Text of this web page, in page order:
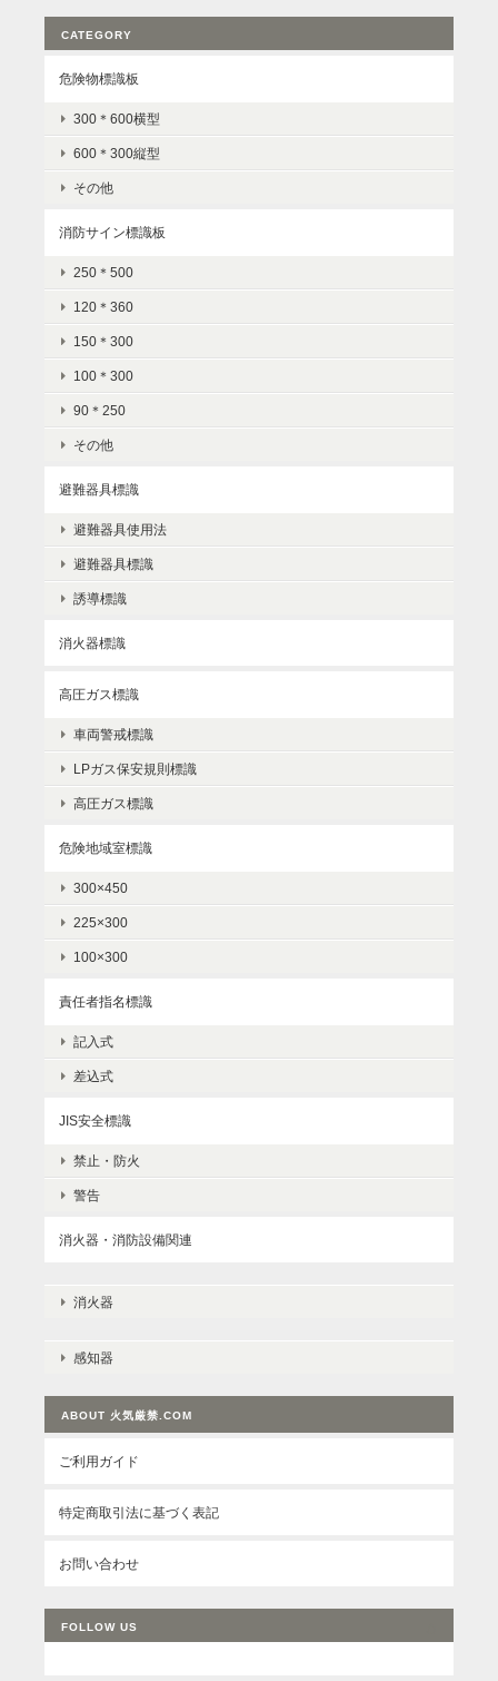
CATEGORY
危険物標識板
300＊600横型
600＊300縦型
その他
消防サイン標識板
250＊500
120＊360
150＊300
100＊300
90＊250
その他
避難器具標識
避難器具使用法
避難器具標識
誘導標識
消火器標識
高圧ガス標識
車両警戒標識
LPガス保安規則標識
高圧ガス標識
危険地域室標識
300×450
225×300
100×300
責任者指名標識
記入式
差込式
JIS安全標識
禁止・防火
警告
消火器・消防設備関連
消火器
感知器
ABOUT 火気厳禁.COM
ご利用ガイド
特定商取引法に基づく表記
お問い合わせ
FOLLOW US